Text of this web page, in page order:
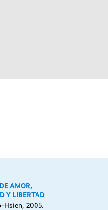
AMOR,
Y LIBERTAD
Hsien, 2005.